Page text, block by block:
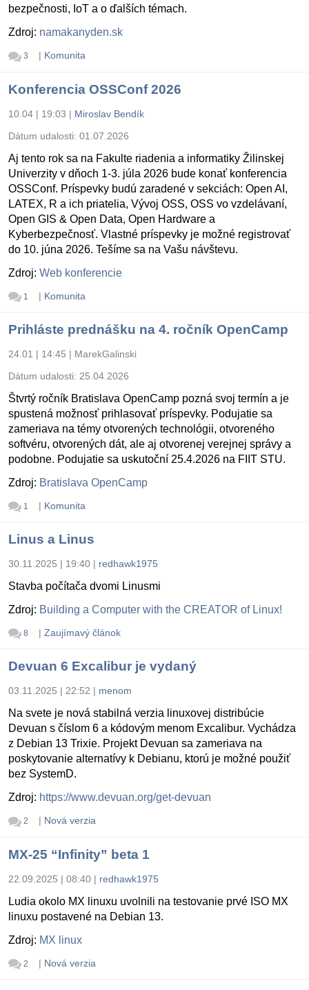
bezpečnosti, IoT a o ďalších témach.
Zdroj: namakanyden.sk
3 | Komunita
Konferencia OSSConf 2026
10.04 | 19:03 | Miroslav Bendík
Dátum udalosti: 01.07.2026
Aj tento rok sa na Fakulte riadenia a informatiky Žilinskej
Univerzity v dňoch 1-3. júla 2026 bude konať konferencia
OSSConf. Príspevky budú zaradené v sekciách: Open AI,
LATEX, R a ich priatelia, Vývoj OSS, OSS vo vzdelávaní,
Open GIS & Open Data, Open Hardware a
Kyberbezpečnosť. Vlastné príspevky je možné registrovať
do 10. júna 2026. Tešíme sa na Vašu návštevu.
Zdroj: Web konferencie
1 | Komunita
Prihláste prednášku na 4. ročník OpenCamp
24.01 | 14:45 | MarekGalinski
Dátum udalosti: 25.04.2026
Štvrtý ročník Bratislava OpenCamp pozná svoj termín a je
spustená možnosť prihlasovať príspevky. Podujatie sa
zameriava na témy otvorených technológii, otvoreného
softvéru, otvorených dát, ale aj otvorenej verejnej správy a
podobne. Podujatie sa uskutoční 25.4.2026 na FIIT STU.
Zdroj: Bratislava OpenCamp
1 | Komunita
Linus a Linus
30.11.2025 | 19:40 | redhawk1975
Stavba počítača dvomi Linusmi
Zdroj: Building a Computer with the CREATOR of Linux!
8 | Zaujímavý článok
Devuan 6 Excalibur je vydaný
03.11.2025 | 22:52 | menom
Na svete je nová stabilná verzia linuxovej distribúcie
Devuan s číslom 6 a kódovým menom Excalibur. Vychádza
z Debian 13 Trixie. Projekt Devuan sa zameriava na
poskytovanie alternatívy k Debianu, ktorú je možné použiť
bez SystemD.
Zdroj: https://www.devuan.org/get-devuan
2 | Nová verzia
MX-25 “Infinity” beta 1
22.09.2025 | 08:40 | redhawk1975
Ludia okolo MX linuxu uvolnili na testovanie prvé ISO MX
linuxu postavené na Debian 13.
Zdroj: MX linux
2 | Nová verzia